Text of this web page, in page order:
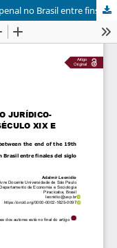
O senso de realidade:ecletismo jurídico-penal no Brasil entre fins o século XIX e inícios do XX